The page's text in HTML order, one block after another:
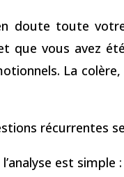
doute toute
que vous avez
La
récurrentes
est simple :